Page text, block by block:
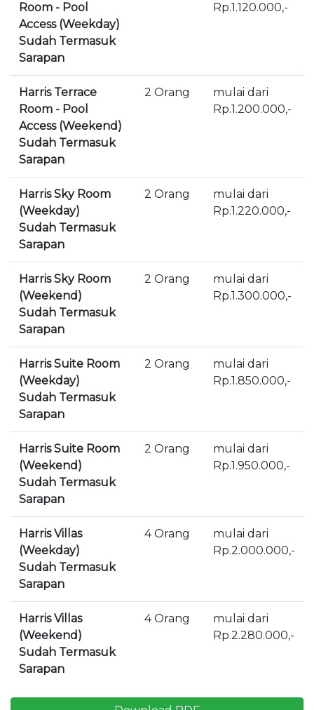
Room - Pool
Access (Weekday)
Sudah Termasuk
Sarapan
Rp.1.120.000,-
Harris Terrace
Room - Pool
Access (Weekend)
Sudah Termasuk
Sarapan
2 Orang
mulai dari
Rp.1.200.000,-
Harris Sky Room
(Weekday)
Sudah Termasuk
Sarapan
2 Orang
mulai dari
Rp.1.220.000,-
Harris Sky Room
(Weekend)
Sudah Termasuk
Sarapan
2 Orang
mulai dari
Rp.1.300.000,-
Harris Suite Room
(Weekday)
Sudah Termasuk
Sarapan
2 Orang
mulai dari
Rp.1.850.000,-
Harris Suite Room
(Weekend)
Sudah Termasuk
Sarapan
2 Orang
mulai dari
Rp.1.950.000,-
Harris Villas
(Weekday)
Sudah Termasuk
Sarapan
4 Orang
mulai dari
Rp.2.000.000,-
Harris Villas
(Weekend)
Sudah Termasuk
Sarapan
4 Orang
mulai dari
Rp.2.280.000,-